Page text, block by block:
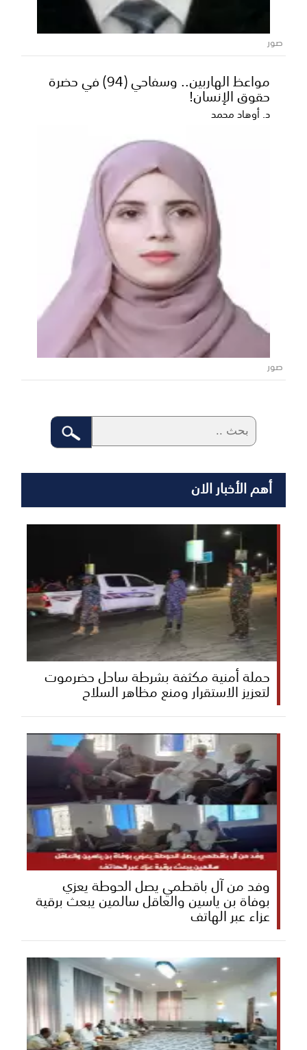
صور
مواعظ الهاربين.. وسفاحي (94) في حضرة
حقوق الإنسان!
د. أوهاد محمد
صور
أهم الأخبار الان
حملة أمنية مكثفة بشرطة ساحل حضرموت
لتعزيز الاستقرار ومنع مظاهر السلاح
وفد من آل باقطمي يصل الحوطة يعزي
بوفاة بن ياسين والعاقل سالمين يبعث برقية
عزاء عبر الهاتف